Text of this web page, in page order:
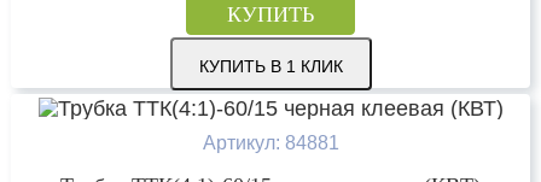
КУПИТЬ
КУПИТЬ В 1 КЛИК
Артикул: 84881